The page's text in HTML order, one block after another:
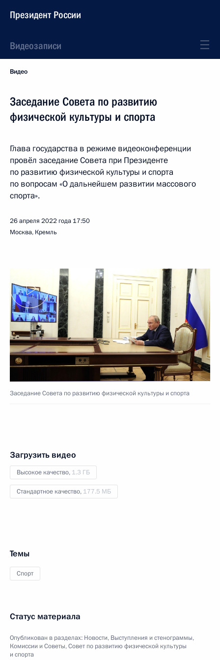
Президент России
Видеозаписи
Видео
Заседание Совета по развитию
физической культуры и спорта
Глава государства в режиме видеоконференции
провёл заседание Совета при Президенте
по развитию физической культуры и спорта
по вопросам «О дальнейшем развитии массового
спорта».
26 апреля 2022 года 17:50
Москва, Кремль
Заседание Совета по развитию физической культуры и спорта
Загрузить видео
Высокое качество, 1.3 ГБ
Стандартное качество, 177.5 МБ
Темы
Спорт
Статус материала
Опубликован в разделах: Новости, Выступления и стенограммы,
Комиссии и Советы,Совет по развитию физической культуры
и спорта